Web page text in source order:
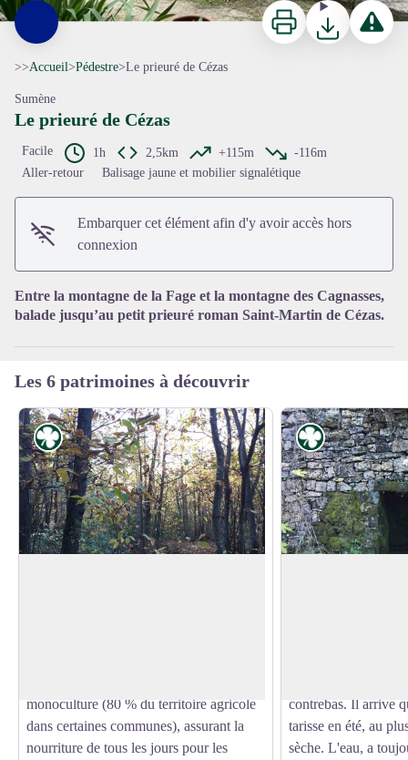
Voir l'image en plein écran
ImprimerTéléchargerSignaler
>>Accueil>Pédestre>Le prieuré de Cézas
Sumène
Le prieuré de Cézas
Facile 1h 2,5km +115m
-116m
Aller-retour
Balisage jaune et mobilier signalétique
Embarquer cet élément afin d'y avoir accès hors
connexion
Entre la montagne de la Fage et la montagne des Cagnasses,
balade jusqu’au petit prieuré roman Saint-Martin de Cézas.
Les 6 patrimoines à découvrir
Flore
monoculture (80 % du territoire agricole
dans certaines communes), assurant la
nourriture de tous les jours pour les
Flore
contrebas. Il arrive
tarisse en été, au
sèche. L'eau, a